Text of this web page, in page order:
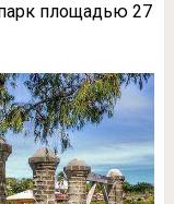
площадью 27